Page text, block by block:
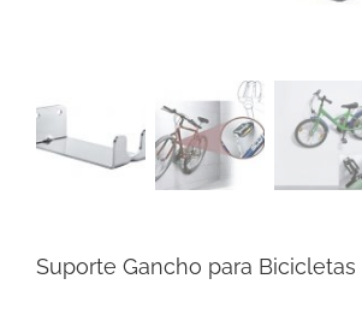
Suporte Gancho para Bicicletas